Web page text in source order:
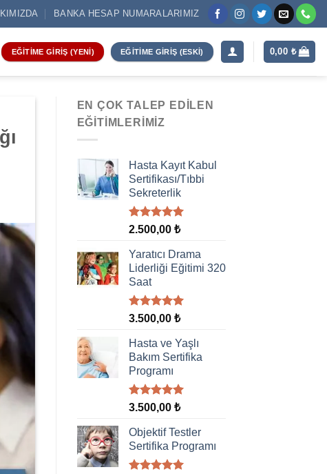
BANKA HESAP NUMARALARIMIZ
EĞITIME GIRIŞ (YENI) EĞITIME GIRIŞ (ESKI) 0,00 ₺
EN ÇOK TALEP EDILEN
EĞITIMLERIMIZ
Hasta Kayıt Kabul
Sertifikası/Tıbbi
Sekreterlik
5 üzerinden
oy
aldı
2.500,00 ₺
Yaratıcı Drama
Liderliği Eğitimi 320
Saat
5 üzerinden
oy
aldı
3.500,00 ₺
Hasta ve Yaşlı
Bakım Sertifika
Programı
5 üzerinden
oy
aldı
3.500,00 ₺
Objektif Testler
Sertifika Programı